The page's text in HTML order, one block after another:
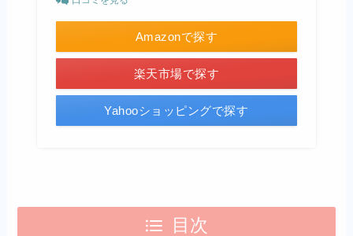
Amazonで探す
楽天市場で探す
Yahooショッピングで探す
目次